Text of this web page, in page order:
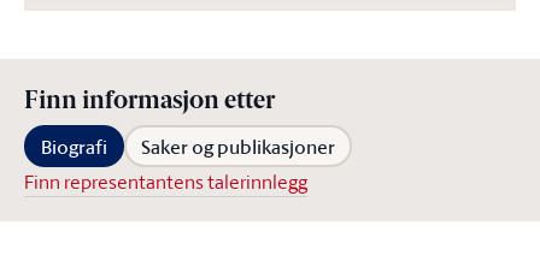
Finn informasjon etter
Biografi Saker og publikasjoner
Finn representantens talerinnlegg